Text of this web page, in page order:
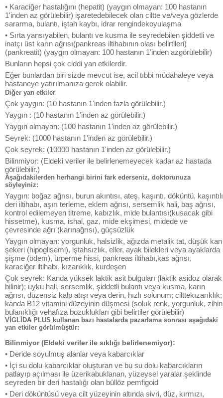
• Karaciğer hastalığını (hepatit) (yaygın olmayan: 100 hastanın
1'inden az görülebilir) işaretedebilecek olan ciltte ve/veya gözlerde
sararma, bulantı, iştah kaybı, idrar rengindekoyulaşma
• Sırta yansıyabilen, bulantı ve kusma ile seyredebilen şiddetli ve
inatçı üst karın ağrısı(pankreas iltihabının olası belirtileri)
(pankreatit) (yaygın olmayan: 100 hastanın 1'inden azgörülebilir)
Bunların hepsi çok ciddi yan etkilerdir.
Eğer bunlardan biri sizde mevcut ise, acil tıbbi müdahaleye veya
hastaneye yatırılmanıza gerek olabilir.
Diğer yan etkiler
Çok yaygın: (10 hastanın 1'inden fazla görülebilir.)
Yaygın : (10 hastanın 1'inden az görülebilir.)
Yaygın olmayan: (100 hastanın 1'inden az görülebilir.)
Seyrek: (1000 hastanın 1'inden az görülebilir.)
Çok seyrek: (10000 hastanın 1'inden az görülebilir.)
Bilinmiyor: (Eldeki veriler ile belirlenemeyecek kadar az hastada
görülebilir.)
Aşağıdakilerden herhangi birini fark ederseniz, doktorunuza
söyleyiniz:
Yaygın: boğaz ağrısı, burun akıntısı, ateş, kaşıntı, döküntü, kaşıntılı
deri iltihabı, aşırı terleme, eklem ağrısı, sersemlik hali, baş ağrısı,
kontrol edilemeyen titreme, kabızlık, mide bulantısı(kusacak gibi
hissetme), kusma, ishal, gaz, mide ekşimesi, midede ve
çevresinde ağrı (karınağrısı), güçsüzlük
Yaygın olmayan: yorgunluk, halsizlik, ağızda metalik tat, düşük kan
şekeri (hipoglisemi), iştahsızlık, eller, ayak bilekleri veya ayaklarda
şişme (ödem), ürperme hissi, pankreas iltihabı,kas ağrısı,
karaciğer iltihabı, kızarıklık, kurdeşen
Çok seyrek: Kanda yüksek laktik asit bulguları (laktik asidoz olarak
bilinir); uyku hali, sersemlik, şiddetli bulantı veya kusma, karın
ağrısı, düzensiz kalp atışı veya derin, hızlı solunum; cilttekızarıklık;
kanda B12 vitamini düzeyinin düşmesi (soluk renk, yorgunluk, zihin
bulanıklığı vehafıza bozuklukları gibi belirtiler görülebilir)
VİGLİDA PLUS kullanan bazı hastalarda pazarlama sonrası aşağıdaki
yan etkiler görülmüştür:
Bilinmiyor (Eldeki veriler ile sıklığı belirlenemiyor):
• Deride soyulmuş alanlar veya kabarcıklar
• İçi su dolu kabarcıklar oluşturan ve bu su dolu kabarcıkların
patlayıp açılması ile üzerikabuklanan, yüzeysel yaralar şeklinde
seyreden bir deri hastalığı olan büllöz pemfigoid
• Deri döküntüsü veya cilt yüzeyinin altında sivri, düz, kırmızı,